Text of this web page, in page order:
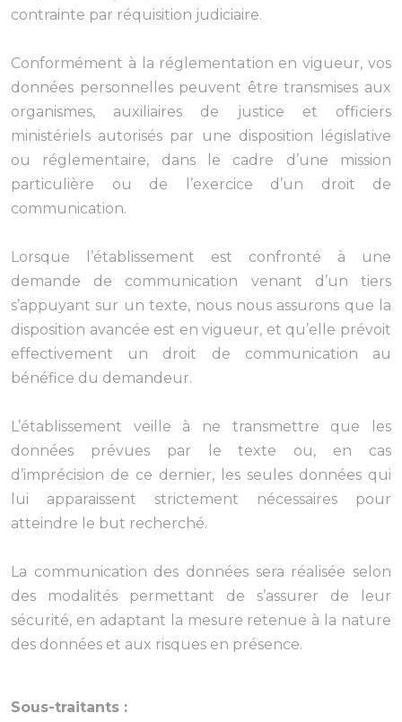
contrainte par réquisition judiciaire.
Conformément à la réglementation en vigueur, vos
données personnelles peuvent être transmises aux
organismes, auxiliaires de justice et officiers
ministériels autorisés par une disposition législative
ou réglementaire, dans le cadre d’une mission
particulière ou de l’exercice d’un droit de
communication.
Lorsque l’établissement est confronté à une
demande de communication venant d’un tiers
s’appuyant sur un texte, nous nous assurons que la
disposition avancée est en vigueur, et qu’elle prévoit
effectivement un droit de communication au
bénéfice du demandeur.
L’établissement veille à ne transmettre que les
données prévues par le texte ou, en cas
d’imprécision de ce dernier, les seules données qui
lui apparaissent strictement nécessaires pour
atteindre le but recherché.
La communication des données sera réalisée selon
des modalités permettant de s’assurer de leur
sécurité, en adaptant la mesure retenue à la nature
des données et aux risques en présence.
Sous-traitants :